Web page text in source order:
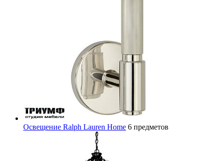
Освещение Ralph Lauren Home 6 предметов